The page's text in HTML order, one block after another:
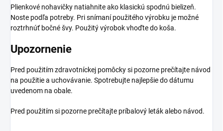
Plienkové nohavičky natiahnite ako klasickú spodnú bielizeň.
Noste podľa potreby. Pri snímaní použitého výrobku je možné
roztrhnúť bočné švy. Použitý výrobok vhoďte do koša.
Upozornenie
Pred použitím zdravotníckej pomôcky si pozorne prečítajte návod
na použitie a uchovávanie. Spotrebujte najlepšie do dátumu
uvedenom na obale.
Pred použitím si pozorne prečítajte príbalový leták alebo návod.